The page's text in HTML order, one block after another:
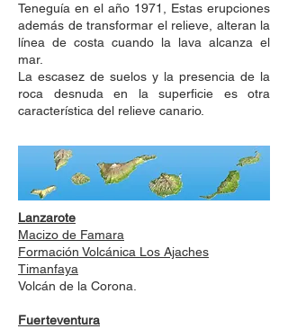
Teneguía en el año 1971, Estas erupciones
además de transformar el relieve, alteran la
línea de costa cuando la lava alcanza el
mar.
La escasez de suelos y la presencia de la
roca desnuda en la superficie es otra
característica del relieve canario.
Lanzarote
Macizo de Famara
Formación Volcánica Los Ajaches
Timanfaya
Volcán de la Corona.
Fuerteventura